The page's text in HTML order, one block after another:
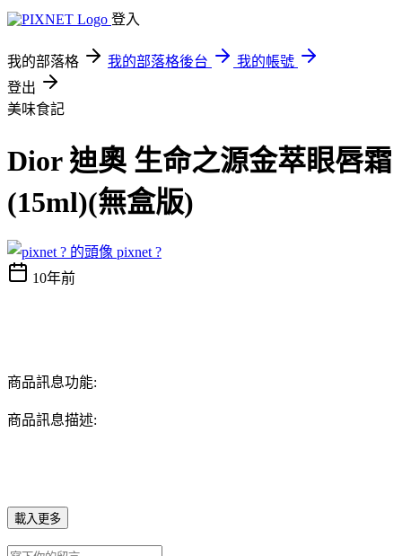
登入
我的部落格 我的部落格後台
我的帳號
登出
美味食記
Dior 迪奧 生命之源金萃眼唇霜
(15ml)(無盒版)
pixnet ?
10年前
商品訊息功能:
商品訊息描述:
載入更多